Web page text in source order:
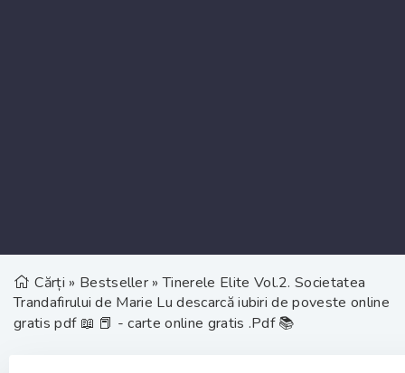
Cărți » Bestseller » Tinerele Elite Vol.2. Societatea
Trandafirului de Marie Lu descarcă iubiri de poveste online
gratis pdf 📖 📕 - carte online gratis .Pdf 📚